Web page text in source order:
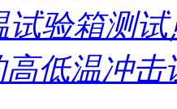
试验箱测
低温冲